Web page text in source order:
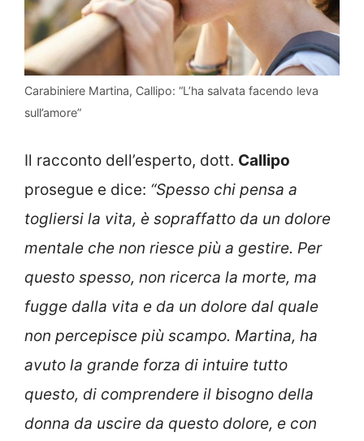
Carabiniere Martina, Callipo: “L’ha salvata facendo leva
sull’amore”
Il racconto dell’esperto, dott. Callipo
prosegue e dice: “Spesso chi pensa a
togliersi la vita, è sopraffatto da un dolore
mentale che non riesce più a gestire. Per
questo spesso, non ricerca la morte, ma
fugge dalla vita e da un dolore dal quale
non percepisce più scampo. Martina, ha
avuto la grande forza di intuire tutto
questo, di comprendere il bisogno della
donna da uscire da questo dolore, e con